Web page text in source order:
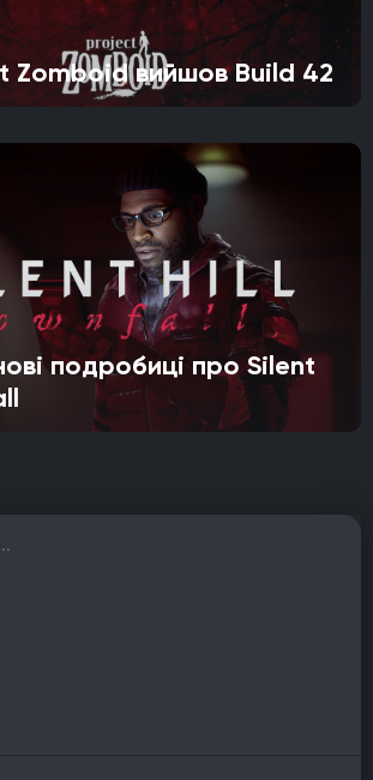
Zomboid вийшов Build 42
подробиці про Silent